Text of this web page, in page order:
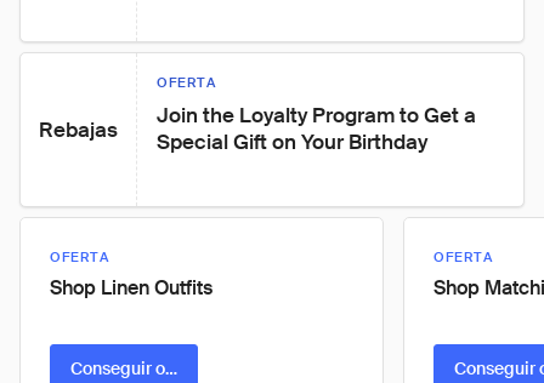
Rebajas
OFERTA
Join the Loyalty Program to Get a
Special Gift on Your Birthday
OFERTA
Shop Linen Outfits
Conseguir oferta
OFERTA
Shop
Conseguir